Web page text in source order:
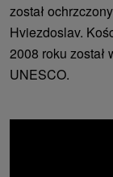
został
Hviezdoslav.
2008 roku
UNESCO.